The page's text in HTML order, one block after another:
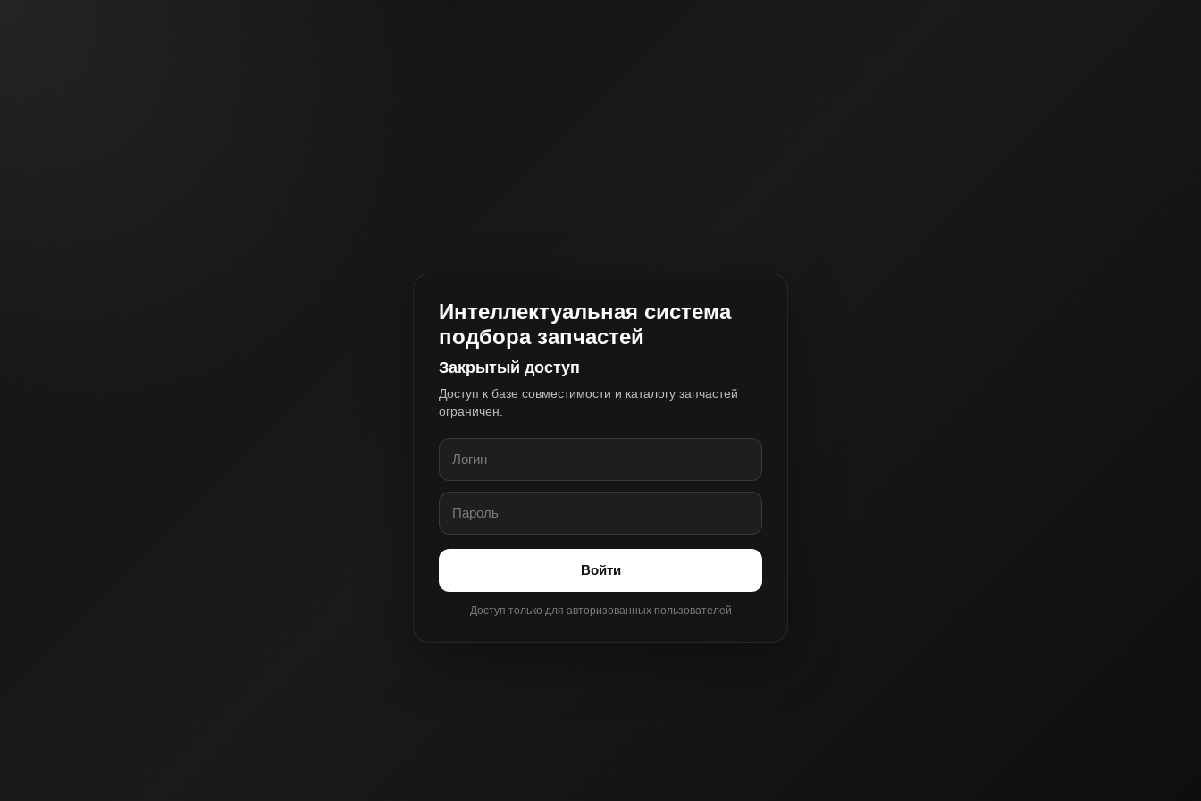
Интеллектуальная система
подбора запчастей
Закрытый доступ
Доступ к базе совместимости и каталогу запчастей
ограничен.
Войти
Доступ только для авторизованных пользователей